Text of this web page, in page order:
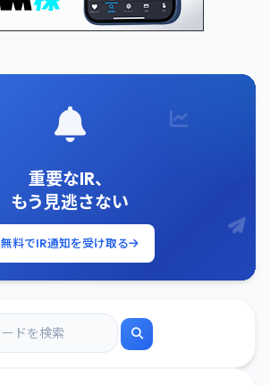
重要なIR、
もう見逃さない
無料でIR通知を受け取る